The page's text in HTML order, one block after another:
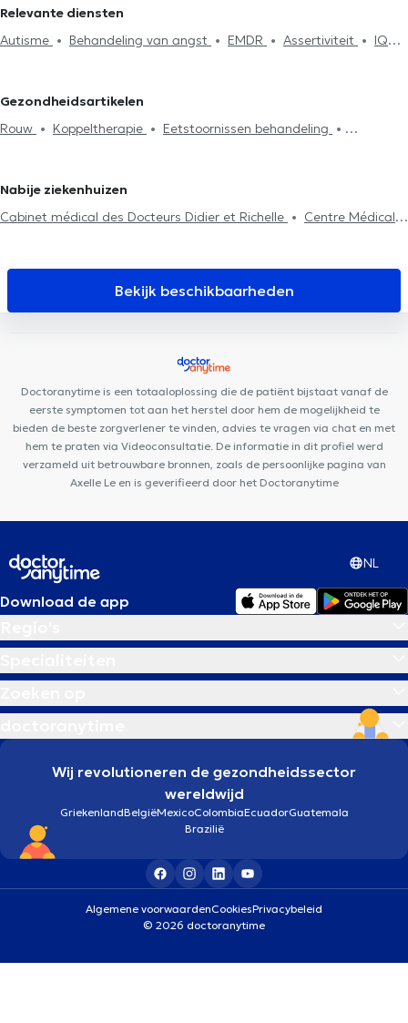
Psychologen in Grivegnee
Fumal
Psychologen in Beaufays
Psychologen in Herstal
Relevante diensten
Autisme
Behandeling van angst EMDR Assertiviteit
IQ
Koppeltherapie
Psychoanalyse
Psychotherapie
Stressmanagement
Eetstoornissen
Gezondheidsartikelen
Rouw
Koppeltherapie
Eetstoornissen behandeling
Nabije ziekenhuizen
Cabinet médical des Docteurs Didier et Richelle
Centre Médical
Clinique Dentaire Saint-Nicolas
Institut du poids de Hognoul
Centre Synapsis Liège
Psy
Centre Médical Nève
Lazeo Liège
Cabinet Dentaire Liège Cabinet des Fossés
Bekijk beschikbaarheden
Doctoranytime is een totaaloplossing die de patiënt bijstaat vanaf de
eerste symptomen tot aan het herstel door hem de mogelijkheid te
bieden de beste zorgverlener te vinden, advies te vragen via chat en met
hem te praten via Videoconsultatie. De informatie in dit profiel werd
verzameld uit betrouwbare bronnen, zoals de persoonlijke pagina van
Axelle Le en is geverifieerd door het Doctoranytime
NL
Download de app
Wij revolutioneren de gezondheidssector
wereldwijd
GriekenlandBelgiëMexicoColombiaEcuadorGuatemala
Brazilië
Algemene voorwaardenCookiesPrivacybeleid
© 2026 doctoranytime